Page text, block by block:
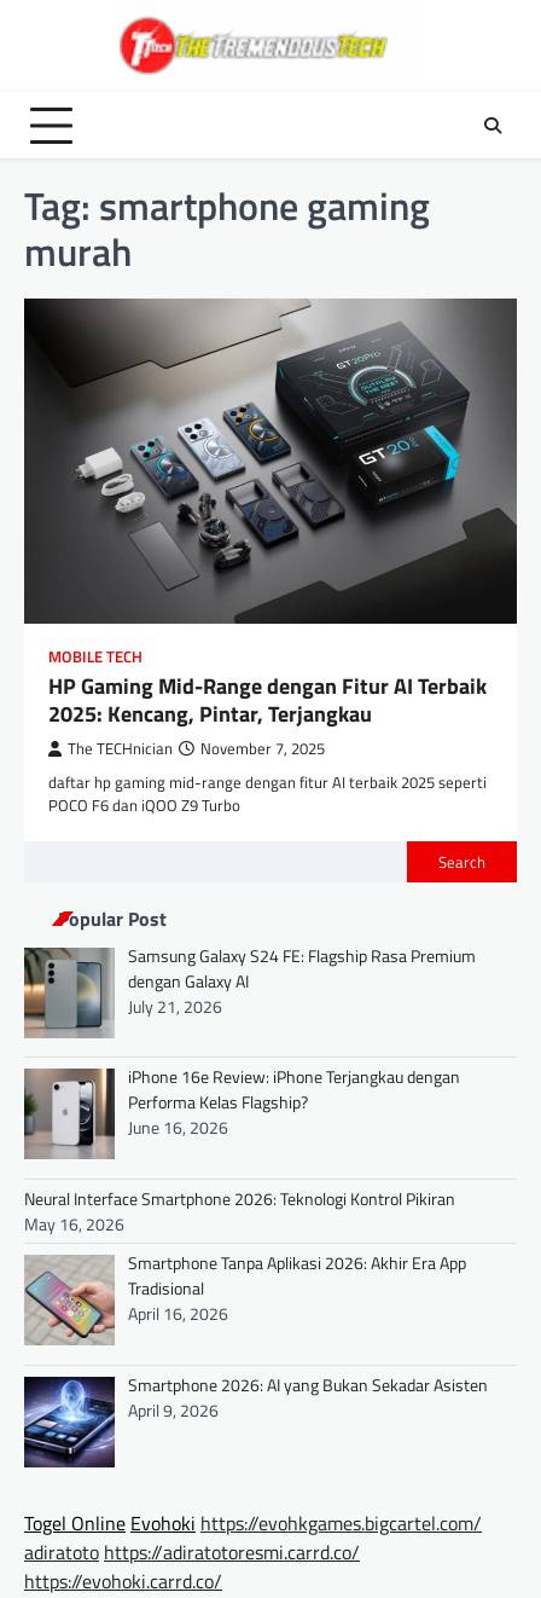
Tag: smartphone gaming
murah
MOBILE TECH
HP Gaming Mid-Range dengan Fitur AI Terbaik
2025: Kencang, Pintar, Terjangkau
The TECHnician November 7, 2025
daftar hp gaming mid-range dengan fitur AI terbaik 2025 seperti
POCO F6 dan iQOO Z9 Turbo
Search
Popular Post
Samsung Galaxy S24 FE: Flagship Rasa Premium
dengan Galaxy AI
July 21, 2026
iPhone 16e Review: iPhone Terjangkau dengan
Performa Kelas Flagship?
June 16, 2026
Neural Interface Smartphone 2026: Teknologi Kontrol Pikiran
May 16, 2026
Smartphone Tanpa Aplikasi 2026: Akhir Era App
Tradisional
April 16, 2026
Smartphone 2026: AI yang Bukan Sekadar Asisten
April 9, 2026
Togel Online Evohoki https://evohkgames.bigcartel.com/
adiratoto https://adiratotoresmi.carrd.co/
https://evohoki.carrd.co/